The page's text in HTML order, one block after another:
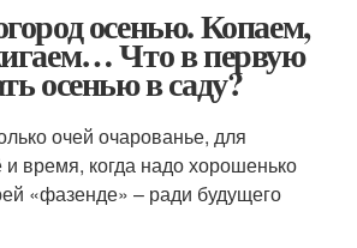
осенью. Копаем,
Что в первую
осенью в саду?
очей очарованье, для
время, когда надо хорошенько
«фазенде» – ради будущего